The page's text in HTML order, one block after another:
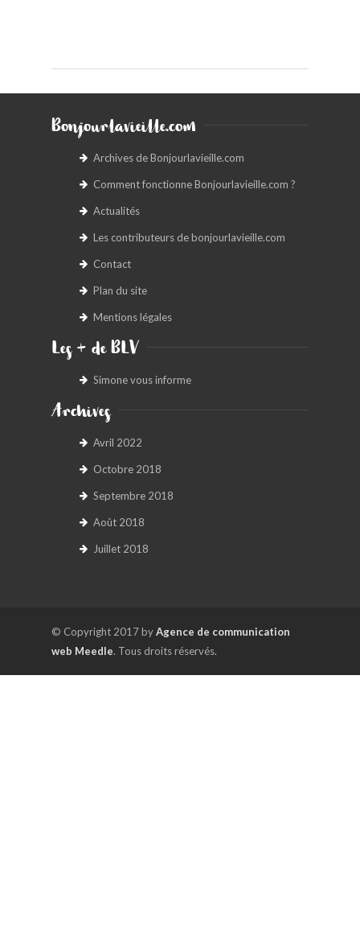
Bonjourlavieille.com
Archives de Bonjourlavieille.com
Comment fonctionne Bonjourlavieille.com ?
Actualités
Les contributeurs de bonjourlavieille.com
Contact
Plan du site
Mentions légales
Les + de BLV
Simone vous informe
Archives
Avril 2022
Octobre 2018
Septembre 2018
Août 2018
Juillet 2018
© Copyright 2017 byAgence de communication
web Meedle. Tous droits réservés.